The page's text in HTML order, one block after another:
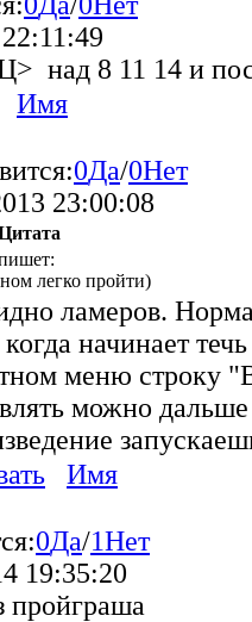
над 8 11 14 и
Имя
0Да/0Нет
23:00:08
легко пройти)
ламеров.
начинает
меню строку
можно
Имя
0Да/1Нет
19:35:20
пройграша